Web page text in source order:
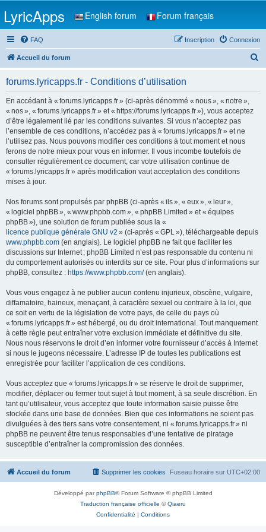
LyricApps English forum Forum français
FAQ Connexion
Inscription
Accueil du forum
forums.lyricapps.fr - Conditions d’utilisation
En accédant à « forums.lyricapps.fr » (ci-après dénommé « nous », « notre »,
« nos », « forums.lyricapps.fr » et « https://forums.lyricapps.fr »), vous acceptez
d’être légalement lié par les conditions suivantes. Si vous n’acceptez pas
l’ensemble de ces conditions, n’accédez pas à « forums.lyricapps.fr » et ne
l’utilisez pas. Nous pouvons modifier ces conditions à tout moment et nous
ferons de notre mieux pour vous en informer. Il vous incombe toutefois de
consulter régulièrement ce document, car votre utilisation continue de
« forums.lyricapps.fr » après modification vaut acceptation des conditions
mises à jour.
Nos forums sont propulsés par phpBB (ci-après « ils », « eux », « leur »,
« logiciel phpBB », « www.phpbb.com », « phpBB Limited » et « équipes
phpBB »), une solution de forum publiée sous la «
licence publique générale GNU v2 » (ci-après « GPL »), téléchargeable depuis
www.phpbb.com (en anglais). Le logiciel phpBB ne fait que faciliter les
discussions sur Internet ; phpBB Limited n’est pas responsable du contenu ni
du comportement autorisés ou interdits sur ce site. Pour plus d’informations sur
phpBB, consultez : https://www.phpbb.com/(en anglais).
Vous vous engagez à ne publier aucun contenu injurieux, obscène, vulgaire,
diffamatoire, haineux, menaçant, à caractère sexuel ou contraire à la loi, que
ce soit en vertu de la législation de votre pays, de celle du pays où
« forums.lyricapps.fr » est hébergé, ou du droit international. Tout manquement
à cette règle peut entraîner votre exclusion immédiate et définitive du site.
Nous nous réservons le droit d’en informer votre fournisseur d’accès à Internet
si nous le jugeons nécessaire. L’adresse IP de toutes les publications est
enregistrée pour faciliter l’application de ces conditions.
Vous acceptez que « forums.lyricapps.fr » se réserve le droit de supprimer,
modifier, déplacer ou fermer tout sujet à tout moment, à sa seule discrétion. En
tant qu’utilisateur, vous acceptez que toute information saisie puisse être
stockée dans une base de données. Bien que ces informations ne soient pas
divulguées à des tiers sans votre consentement, ni « forums.lyricapps.fr » ni
phpBB ne peuvent être tenus responsables d’une tentative de piratage
susceptible d’entraîner la compromission des données.
Accueil du forum Fuseau horaire sur UTC+02:00
Supprimer les cookies
Développé parphpBB® Forum Software © phpBB Limited
Traduction française officielle ©Qiaeru
Confidentialité | Conditions